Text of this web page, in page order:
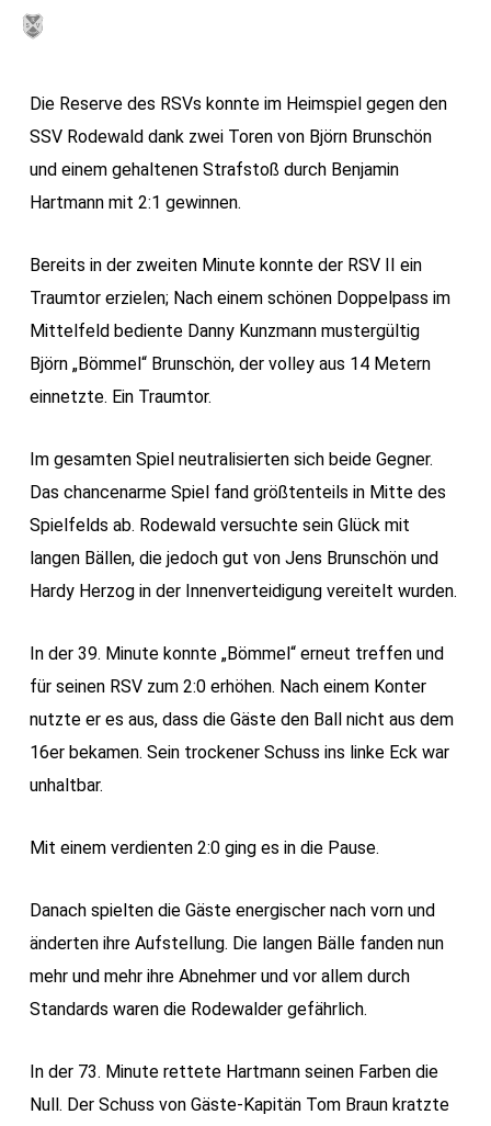
Skip
contentDie Reserve des RSVs konnte im Heimspiel gegen den
SSV Rodewald dank zwei Toren von Björn Brunschön
und einem gehaltenen Strafstoß durch Benjamin
Hartmann mit 2:1 gewinnen.
Bereits in der zweiten Minute konnte der RSV II ein
Traumtor erzielen; Nach einem schönen Doppelpass im
Mittelfeld bediente Danny Kunzmann mustergültig
Björn „Bömmel“ Brunschön, der volley aus 14 Metern
einnetzte. Ein Traumtor.
Im gesamten Spiel neutralisierten sich beide Gegner.
Das chancenarme Spiel fand größtenteils in Mitte des
Spielfelds ab. Rodewald versuchte sein Glück mit
langen Bällen, die jedoch gut von Jens Brunschön und
Hardy Herzog in der Innenverteidigung vereitelt wurden.
In der 39. Minute konnte „Bömmel“ erneut treffen und
für seinen RSV zum 2:0 erhöhen. Nach einem Konter
nutzte er es aus, dass die Gäste den Ball nicht aus dem
16er bekamen. Sein trockener Schuss ins linke Eck war
unhaltbar.
Mit einem verdienten 2:0 ging es in die Pause.
Danach spielten die Gäste energischer nach vorn und
änderten ihre Aufstellung. Die langen Bälle fanden nun
mehr und mehr ihre Abnehmer und vor allem durch
Standards waren die Rodewalder gefährlich.
In der 73. Minute rettete Hartmann seinen Farben die
Null. Der Schuss von Gäste-Kapitän Tom Braun kratzte